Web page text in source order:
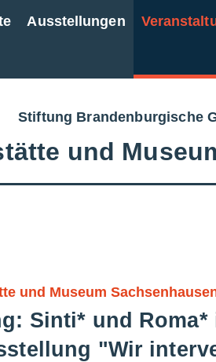
Ausstellungen
Stiftung Brandenburgische
und
und Museum
Sinti* und
"Wir